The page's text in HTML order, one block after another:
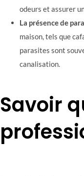
odeurs et assurer
La présence de
maison, tels que
parasites sont
canalisation.
Savoir